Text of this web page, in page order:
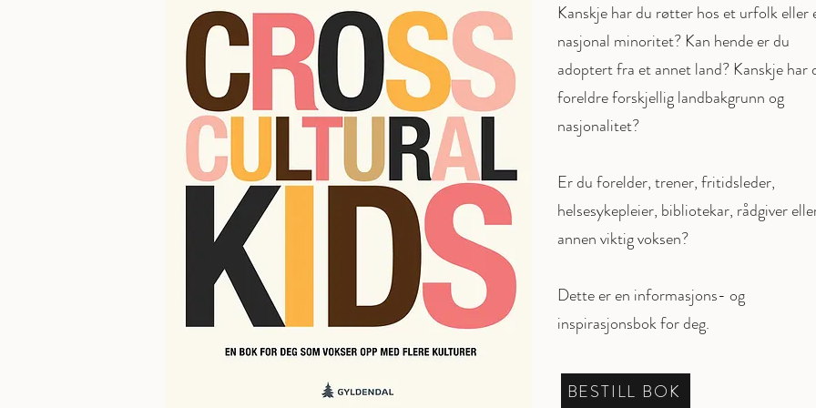
Kanskje har du røtter hos et urfolk eller
nasjonal minoritet? Kan hende er du
adoptert fra et annet land? Kanskje har
foreldre forskjellig landbakgrunn og
nasjonalitet?
Er du forelder, trener, fritidsleder,
helsesykepleier, bibliotekar, rådgiver
annen viktig voksen?
Dette er en informasjons- og
inspirasjonsbok for deg.
BESTILL BOK